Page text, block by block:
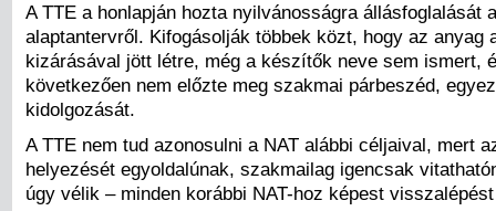
A TTE a honlapján hozta nyilvánosságra állásfoglalását
alaptantervről. Kifogásolják többek közt, hogy az anyag
kizárásával jött létre, még a készítők neve sem ismert,
következően nem előzte meg szakmai párbeszéd,
kidolgozását.
A TTE nem tud azonosulni a NAT alábbi céljaival, mert
helyezését egyoldalúnak, szakmailag igencsak
úgy vélik – minden korábbi NAT-hoz képest